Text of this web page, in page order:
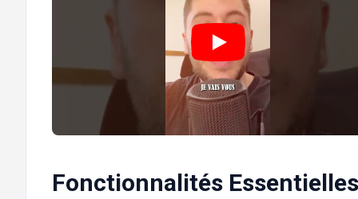
Fonctionnalités Essentielles